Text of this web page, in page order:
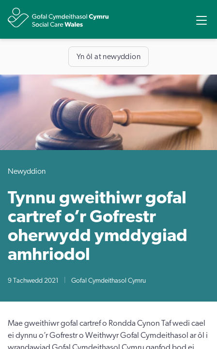
Yn ôl at newyddion
Newyddion
Tynnu gweithiwr gofal
cartref o’r Gofrestr
oherwydd ymddygiad
amhriodol
9 Tachwedd 2021 Gofal Cymdeithasol Cymru
Mae gweithiwr gofal cartref o Rondda Cynon Taf wedi cael
ei dynnu o’r Gofrestr o Weithwyr Gofal Cymdeithasol ar ôl i
wrandawiad Gofal Cymdeithasol Cymru ganfod bod ei